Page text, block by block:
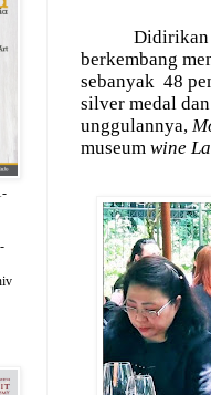
Didirikan
berkembang
sebanyak 48
silver medal
unggulannya,
museum wine